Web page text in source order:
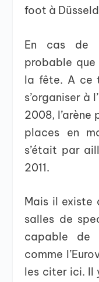
foot à
En cas de
probable
la fête. A ce
s’organiser à
2008, l’arène
places en
s’était par
2011.
Mais il existe
salles de
capable de
comme
les citer ici. Il